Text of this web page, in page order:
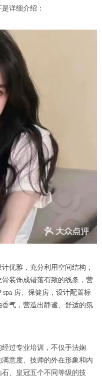
详细介绍：
雅，充分利用空间结构，
装饰成错落有致的线条，营
房、保健房，设计配置标
气，营造出静谧、舒适的氛
过专业培训，不仅手法娴
意度、技师的外在形象和内
、皇冠五个不同等级的技